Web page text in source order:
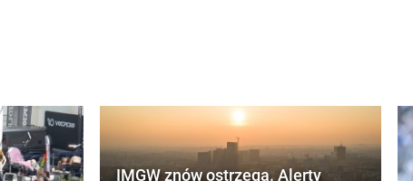
IMGW znów ostrzega. Alerty